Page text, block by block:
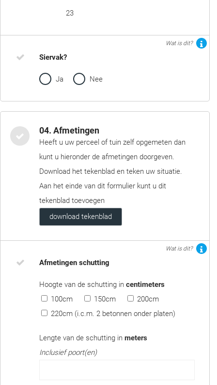
23
Wat is dit?
Siervak?
Ja Nee
04. Afmetingen
Heeft u uw perceel of tuin zelf opgemeten dan
kunt u hieronder de afmetingen doorgeven.
Download het tekenblad en teken uw situatie.
Aan het einde van dit formulier kunt u dit
tekenblad toevoegen
download tekenblad
Wat is dit?
Afmetingen schutting
Hoogte van de schutting in centimeters
100cm
150cm
200cm
220cm (i.c.m. 2 betonnen onder platen)
Lengte van de schutting in meters
Inclusief poort(en)